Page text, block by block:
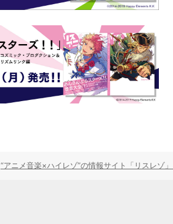
“アニメ音楽×ハイレゾ”の情報サイト「リスレゾ